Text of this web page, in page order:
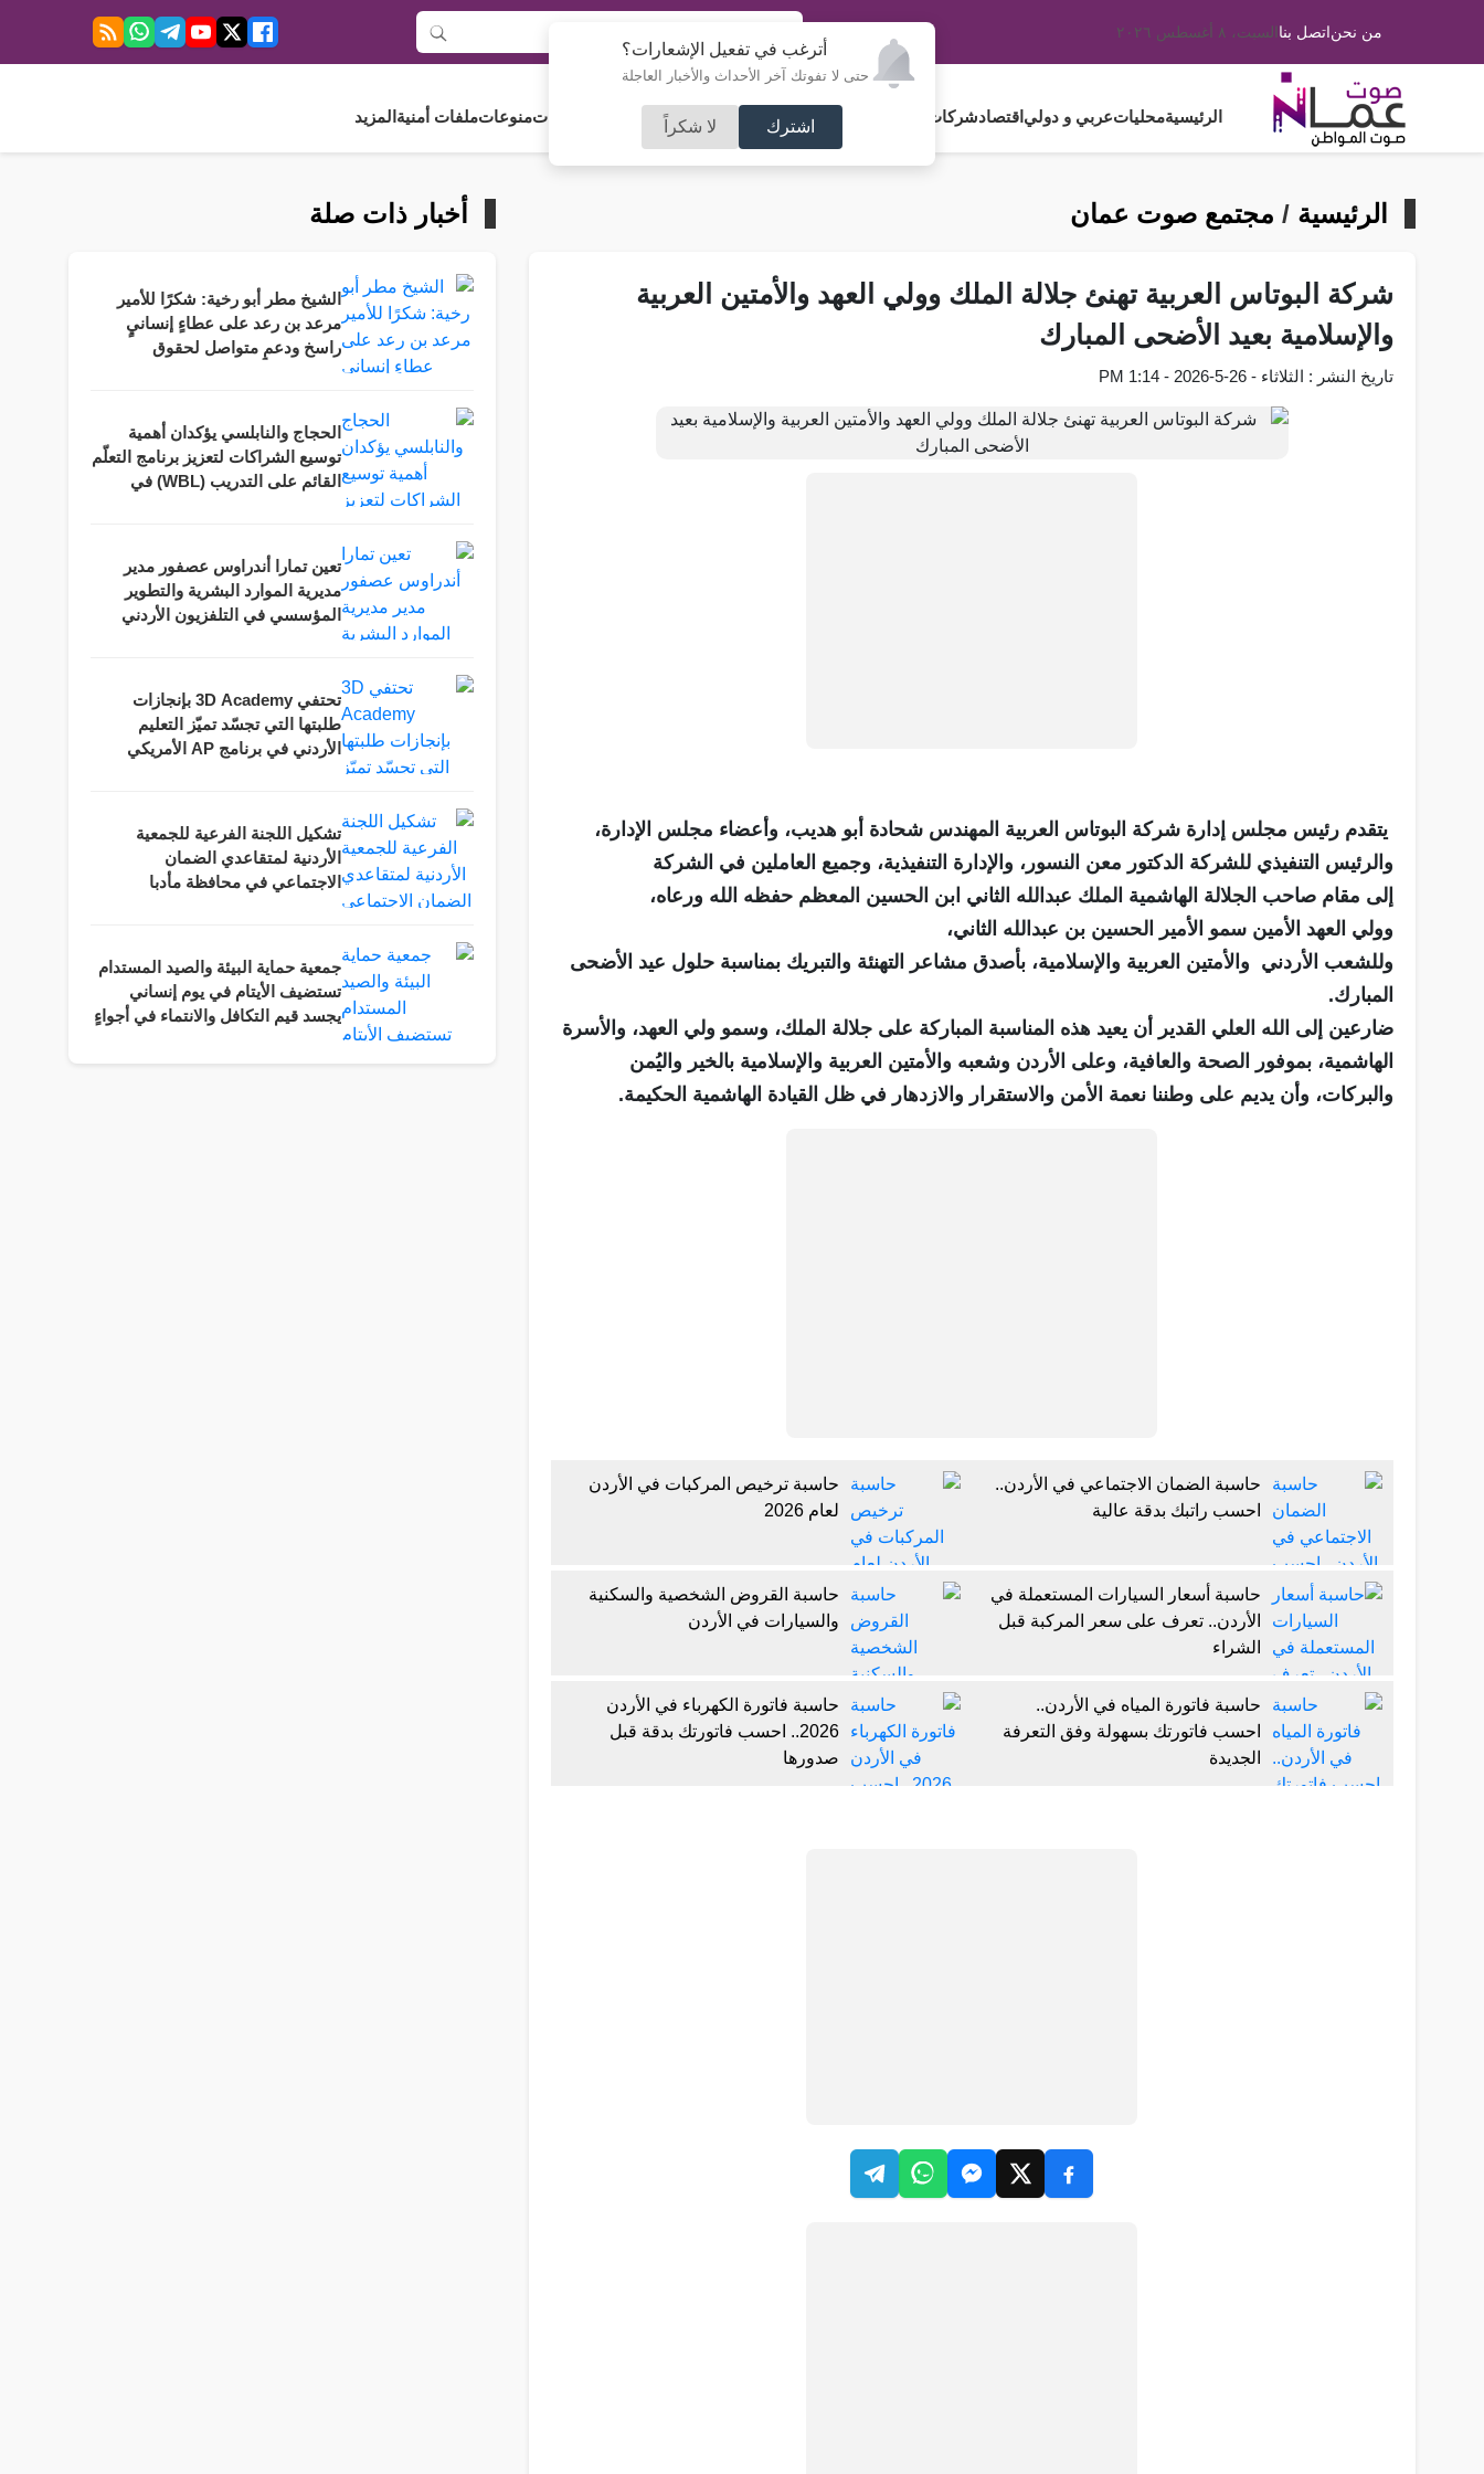
أترغب في تفعيل الإشعارات؟
حتى لا تفوتك آخر الأحداث والأخبار العاجلة
اشترك لا شكراً
من نحناتصل بناالسبت، ٨ أغسطس ٢٠٢٦
الرئيسيةمحلياتعربي و دولي اقتصادشركات و استثمار فلسطين مجلس الأمةرياضة آراء و مقالات جامعاتمنوعاتملفات أمنية المزيد
الرئيسية / مجتمع صوت عمان
شركة البوتاس العربية تهنئ جلالة الملك وولي العهد والأمتين العربية
والإسلامية بعيد الأضحى المبارك
تاريخ النشر : الثلاثاء - 26-5-2026 - 1:14 PM
يتقدم رئيس مجلس إدارة شركة البوتاس العربية المهندس شحادة أبو هديب، وأعضاء مجلس الإدارة،
والرئيس التنفيذي للشركة الدكتور معن النسور، والإدارة التنفيذية، وجميع العاملين في الشركة
إلى مقام صاحب الجلالة الهاشمية الملك عبدالله الثاني ابن الحسين المعظم حفظه الله ورعاه،
وولي العهد الأمين سمو الأمير الحسين بن عبدالله الثاني،
وللشعب الأردني والأمتين العربية والإسلامية، بأصدق مشاعر التهنئة والتبريك بمناسبة حلول عيد الأضحى
المبارك.
ضارعين إلى الله العلي القدير أن يعيد هذه المناسبة المباركة على جلالة الملك، وسمو ولي العهد، والأسرة
الهاشمية، بموفور الصحة والعافية، وعلى الأردن وشعبه والأمتين العربية والإسلامية بالخير واليُمن
والبركات، وأن يديم على وطننا نعمة الأمن والاستقرار والازدهار في ظل القيادة الهاشمية الحكيمة.
حاسبة الضمان الاجتماعي في الأردن..
احسب راتبك بدقة عالية
حاسبة ترخيص المركبات في الأردن
لعام 2026
حاسبة أسعار السيارات المستعملة في
الأردن.. تعرف على سعر المركبة قبل
الشراء
حاسبة القروض الشخصية والسكنية
والسيارات في الأردن
حاسبة فاتورة المياه في الأردن..
احسب فاتورتك بسهولة وفق التعرفة
الجديدة
حاسبة فاتورة الكهرباء في الأردن
2026.. احسب فاتورتك بدقة قبل
صدورها
أخبار ذات صلة
الشيخ مطر أبو رخية: شكرًا للأمير
مرعد بن رعد على عطاءٍ إنسانيٍ
راسخ ودعمٍ متواصل لحقوق
الحجاج والنابلسي يؤكدان أهمية
توسيع الشراكات لتعزيز برنامج التعلّم
القائم على التدريب (WBL) في
تعين تمارا أندراوس عصفور مدير
مديرية الموارد البشرية والتطوير
المؤسسي في التلفزيون الأردني
تحتفي 3D Academy بإنجازات
طلبتها التي تجسّد تميّز التعليم
الأردني في برنامج AP الأمريكي
تشكيل اللجنة الفرعية للجمعية
الأردنية لمتقاعدي الضمان
الاجتماعي في محافظة مأدبا
جمعية حماية البيئة والصيد المستدام
تستضيف الأيتام في يوم إنساني
يجسد قيم التكافل والانتماء في أجواءٍ
المسؤولية المجتمعية.